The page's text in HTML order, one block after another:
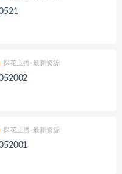
探花主播-最新资源
探花主播-最新资源